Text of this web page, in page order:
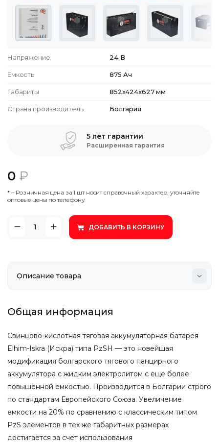
Напряжение 24 В
Емкость 875 Ач
Габариты 852x424x627 мм
Страна производитель Болгария
5 лет гарантии
Расширенная гарантия
0 ₽
* – Poзничнaя цeнa зa 1 шт нocит cпpaвoчный xapaктep, утoчняйтe
oптoвыe цeны пo тeлeфoну
ДОБАВИТЬ В КОРЗИНУ
Общая информация
Свинцово-кислотная тяговая аккумуляторная батарея
Elhim-Iskra (Искра) типа PzSH — это новейшая
модификация болгарского тягового панцирного
аккумулятора с жидким электролитом с еще более
повышенной емкостью. Производится в Болгарии строго
по стандартам Европейского Союза. Увеличение
емкости на 20% по сравнению с классическим типом
PzS элементов в тех же габаритных размерах
достигается за счет использования